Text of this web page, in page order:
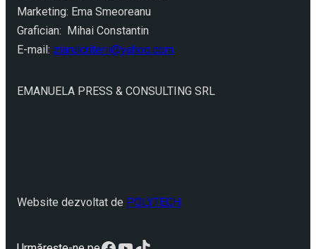
Marketing: Ema Smeoreanu
Grafician: Mihai Constantin
E-mail: ziarulcriterii@yahoo.com
EMANUELA PRESS & CONSULTING SRL
Website dezvoltat de POLYTECH